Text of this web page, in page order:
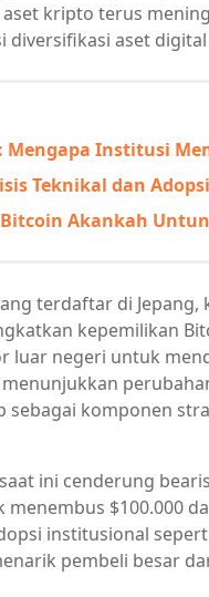
kripto terus
diversifikasi aset
Mengapa Institusi
Teknikal dan
Akankah
terdaftar di
kepemilikan
luar negeri untuk
sebagai komponen
ini cenderung
$100.000
institusional
pembeli besar